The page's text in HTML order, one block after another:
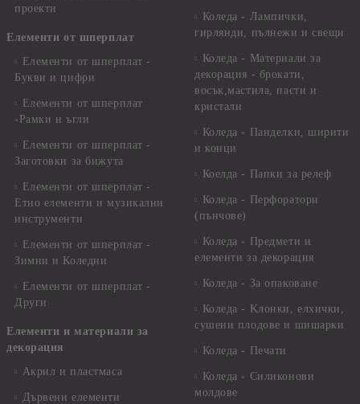
проекти
Елементи от шперплат
Елементи от шперплат -
Букви и цифри
Елементи от шперплат
-Рамки и ъгли
Елементи от шперплат -
Заготовки за бижута
Елементи от шперплат -
Етно елементи и музикални
инструменти
Елементи от шперплат -
Зимни и Коледни
Елементи от шперплат -
Други
Елементи и материали за
декорация
Акрил и пластмаса
Дървени елементи
Коледа - Лампички,
гирлянди, пълнежи и свещи
Коледа - Материали за
декорация - брокати,
восък,мастила, пасти и
кристали
Коледа - Панделки, ширити
и конци
Коелда - Папки за релеф
Коледа - Перфоратори
(пънчове)
Коледа - Предмети и
елементи за декорация
Коледа - За опаковане
Коледа - Kлонки, елхички,
сушени плодове и шишарки
Коледа - Печати
Коледа - Силиконови
молдове